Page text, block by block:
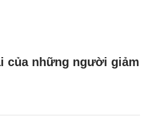
của những người giảm